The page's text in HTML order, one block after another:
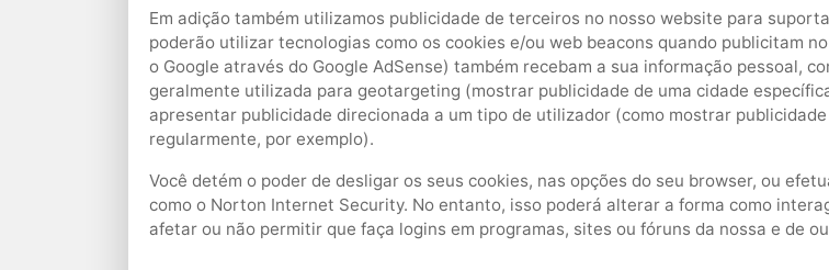
Em adição também utilizamos publicidade de terceiros no nosso website para
poderão utilizar tecnologias como os cookies e/ou web beacons quando publicitam
o Google através do Google AdSense) também recebam a sua informação pessoal,
geralmente utilizada para geotargeting (mostrar publicidade de uma cidade
apresentar publicidade direcionada a um tipo de utilizador (como mostrar
regularmente, por exemplo).
Você detém o poder de desligar os seus cookies, nas opções do seu browser, ou
como o Norton Internet Security. No entanto, isso poderá alterar a forma como
afetar ou não permitir que faça logins em programas, sites ou fóruns da nossa e de